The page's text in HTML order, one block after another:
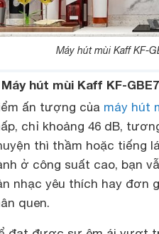
Máy hút mùi Kaff KF-
Máy hút mùi Kaff KF-
ấn tượng của máy hút
chỉ khoảng 46 dB,
thì thầm hoặc tiếng
ở công suất cao, bạn
nhạc yêu thích hay đơn
quen.